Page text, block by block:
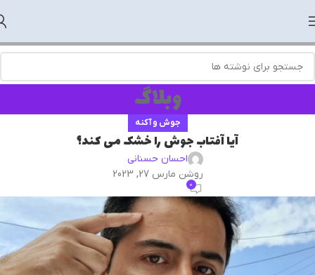
وبلاگ
جوش و آکنه
آیا آفتاب جوش را خشک می کند؟
احسان حسنانی
روشن مارس 27, 2023
0